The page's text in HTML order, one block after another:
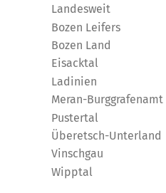
Landesweit
Bozen Leifers
Bozen Land
Eisacktal
Ladinien
Meran-Burggrafenamt
Pustertal
Überetsch-Unterland
Vinschgau
Wipptal